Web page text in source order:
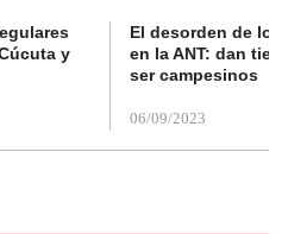
y
El desorden de
en la ANT: dan
ser campesinos
06/09/2023